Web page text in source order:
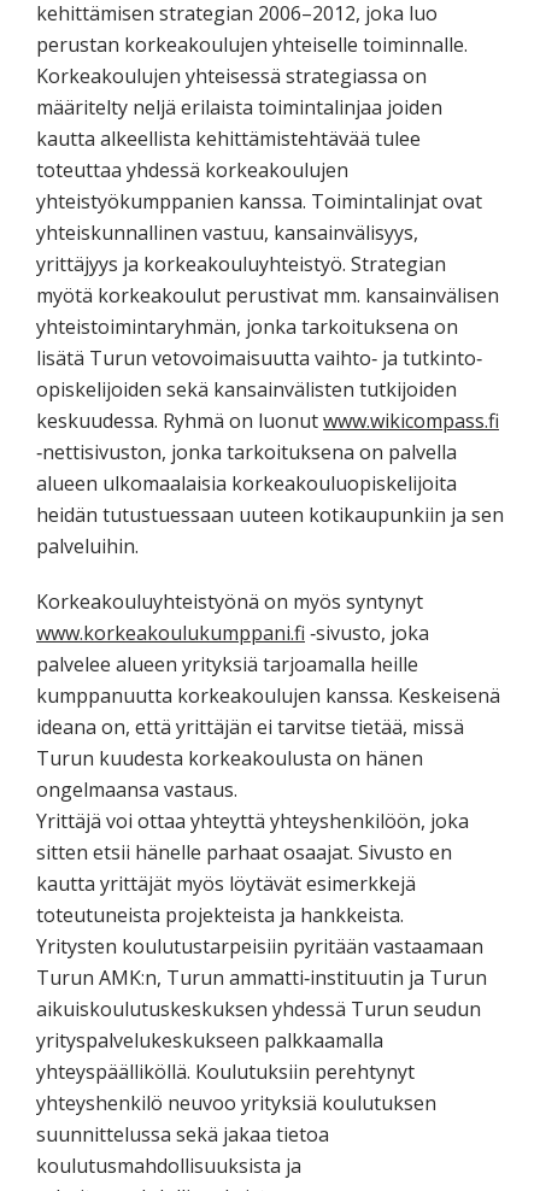
kehittämisen strategian 2006–2012, joka luo
perustan korkeakoulujen yhteiselle toiminnalle.
Korkeakoulujen yhteisessä strategiassa on
määritelty neljä erilaista toimintalinjaa joiden
kautta alkeellista kehittämistehtävää tulee
toteuttaa yhdessä korkeakoulujen
yhteistyökumppanien kanssa. Toimintalinjat ovat
yhteiskunnallinen vastuu, kansainvälisyys,
yrittäjyys ja korkeakouluyhteistyö. Strategian
myötä korkeakoulut perustivat mm. kansainvälisen
yhteistoimintaryhmän, jonka tarkoituksena on
lisätä Turun vetovoimaisuutta vaihto‐ ja tutkinto‐
opiskelijoiden sekä kansainvälisten tutkijoiden
keskuudessa. Ryhmä on luonutwww.wikicompass.fi
‐nettisivuston, jonka tarkoituksena on palvella
alueen ulkomaalaisia korkeakouluopiskelijoita
heidän tutustuessaan uuteen kotikaupunkiin ja sen
palveluihin.
Korkeakouluyhteistyönä on myös syntynyt
www.korkeakoulukumppani.fi ‐sivusto, joka
palvelee alueen yrityksiä tarjoamalla heille
kumppanuutta korkeakoulujen kanssa. Keskeisenä
ideana on, että yrittäjän ei tarvitse tietää, missä
Turun kuudesta korkeakoulusta on hänen
ongelmaansa vastaus.
Yrittäjä voi ottaa yhteyttä yhteyshenkilöön, joka
sitten etsii hänelle parhaat osaajat. Sivusto en
kautta yrittäjät myös löytävät esimerkkejä
toteutuneista projekteista ja hankkeista.
Yritysten koulutustarpeisiin pyritään vastaamaan
Turun AMK:n, Turun ammatti‐instituutin ja Turun
aikuiskoulutuskeskuksen yhdessä Turun seudun
yrityspalvelukeskukseen palkkaamalla
yhteyspäälliköllä. Koulutuksiin perehtynyt
yhteyshenkilö neuvoo yrityksiä koulutuksen
suunnittelussa sekä jakaa tietoa
koulutusmahdollisuuksista ja